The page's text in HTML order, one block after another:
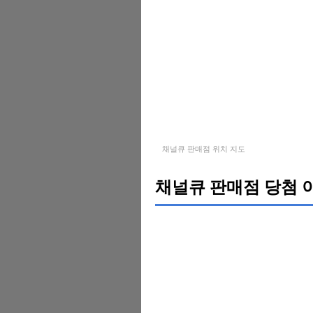
채널큐 판매점 위치 지도
채널큐 판매점 당첨